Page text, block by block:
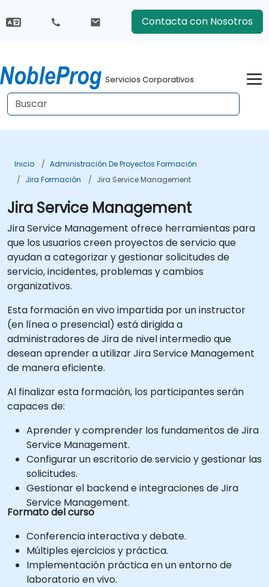
Contacta con Nosotros
Servicios Corporativos
Inicio
Administración De Proyectos Formación
Jira Formación
Jira Service Management
Jira Service Management
Jira Service Management ofrece herramientas para
que los usuarios creen proyectos de servicio que
ayudan a categorizar y gestionar solicitudes de
servicio, incidentes, problemas y cambios
organizativos.
Esta formación en vivo impartida por un instructor
(en línea o presencial) está dirigida a
administradores de Jira de nivel intermedio que
desean aprender a utilizar Jira Service Management
de manera eficiente.
Al finalizar esta formación, los participantes serán
capaces de:
Aprender y comprender los fundamentos de Jira
Service Management.
Configurar un escritorio de servicio y gestionar las
solicitudes.
Gestionar el backend e integraciones de Jira
Service Management.
Formato del curso
Conferencia interactiva y debate.
Múltiples ejercicios y práctica.
Implementación práctica en un entorno de
laboratorio en vivo.